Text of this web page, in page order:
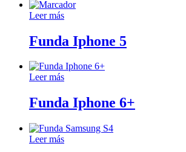
Leer más
Funda Iphone 5
Leer más
Funda Iphone 6+
Leer más